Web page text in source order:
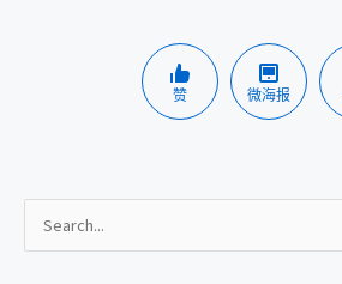
赞 微海报